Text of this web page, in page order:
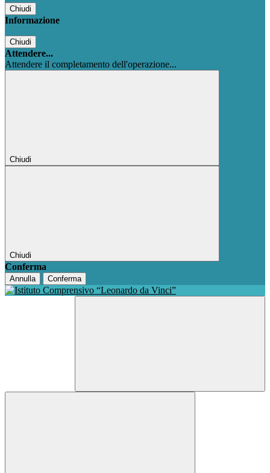
Chiudi
Informazione
Chiudi
Attendere...
Attendere il completamento dell'operazione...
Chiudi
Chiudi
Conferma
Annulla Conferma